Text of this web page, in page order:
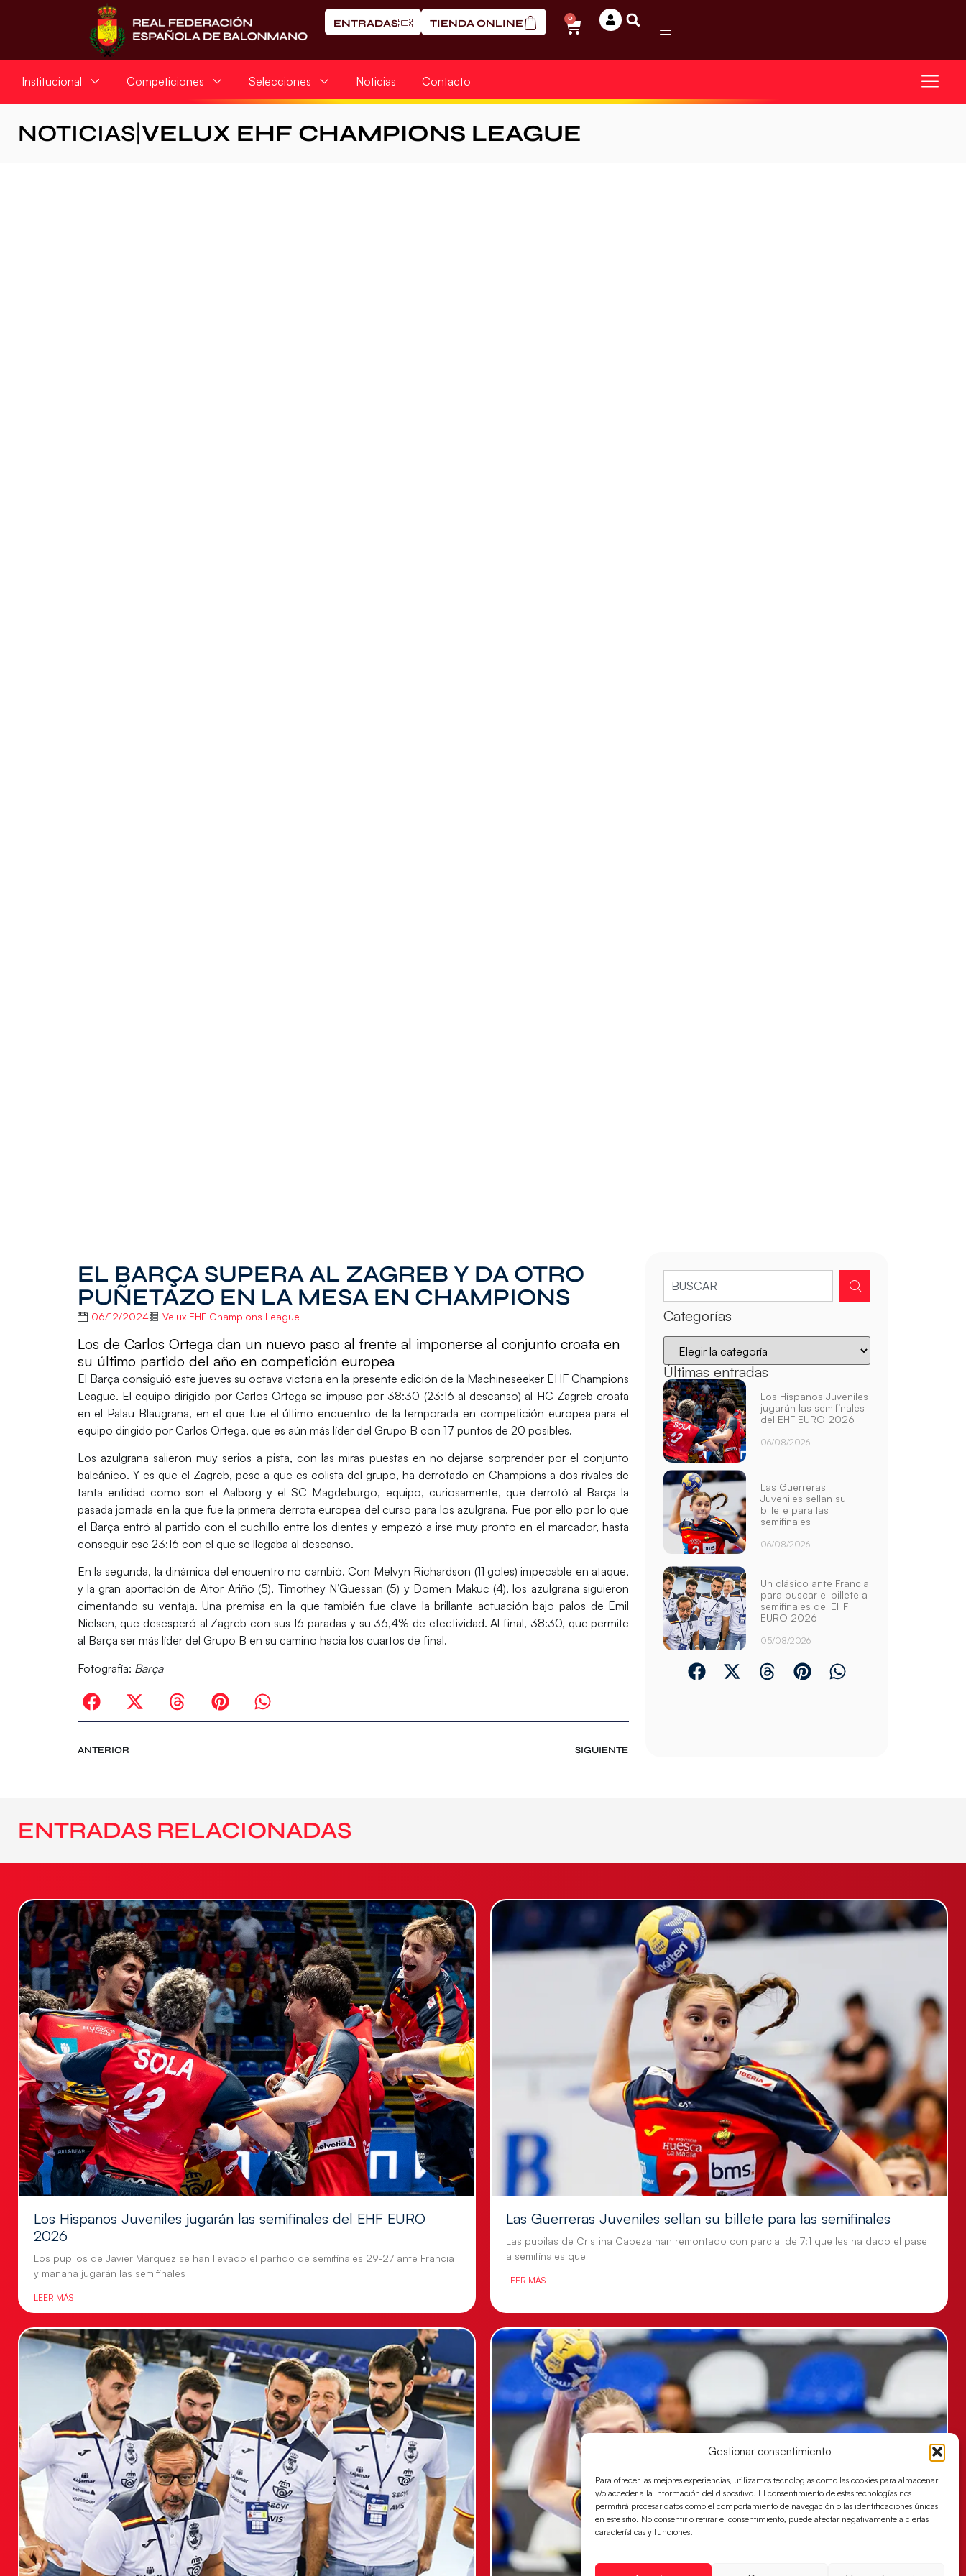
Gestionar consentimiento
Para ofrecer las mejores experiencias, utilizamos tecnologías como las cookies para almacenar
y/o acceder a la información del dispositivo. El consentimiento de estas tecnologías nos
permitirá procesar datos como el comportamiento de navegación o las identificaciones únicas
en este sitio. No consentir o retirar el consentimiento, puede afectar negativamente a ciertas
características y funciones.
ENTRADAS TIENDA ONLINE 0
Institucional Competiciones Selecciones Noticias Contacto
NOTICIAS VELUX EHF CHAMPIONS LEAGUE
EL BARÇA SUPERA AL ZAGREB Y DA OTRO
PUÑETAZO EN LA MESA EN CHAMPIONS
06/12/2024 Velux EHF Champions League
Los de Carlos Ortega dan un nuevo paso al frente al imponerse al conjunto croata en
su último partido del año en competición europea
El Barça consiguió este jueves su octava victoria en la presente edición de la Machineseeker EHF Champions
League. El equipo dirigido por Carlos Ortega se impuso por 38:30 (23:16 al descanso) al HC Zagreb croata
en el Palau Blaugrana, en el que fue el último encuentro de la temporada en competición europea para el
equipo dirigido por Carlos Ortega, que es aún más líder del Grupo B con 17 puntos de 20 posibles.
Los azulgrana salieron muy serios a pista, con las miras puestas en no dejarse sorprender por el conjunto
balcánico. Y es que el Zagreb, pese a que es colista del grupo, ha derrotado enChampions a dos rivales de
tanta entidad como son elAalborgy elSC Magdeburgo, equipo, curiosamente, que derrotó al Barçala
pasada jornada en la que fue la primera derrota europea del curso para los azulgrana. Fue por ello por lo que
el Barça entró al partido con el cuchillo entre los dientes y empezó a irse muy pronto en el marcador, hasta
conseguir ese 23:16 con el que se llegaba al descanso.
En la segunda, la dinámica del encuentro no cambió. Con Melvyn Richardson (11 goles) impecable en ataque,
y la gran aportación deAitor Ariño(5), Timothey N’Guessan(5) yDomen Makuc(4), los azulgrana siguieron
cimentando su ventaja. Una premisa en la que también fue clave la brillante actuación bajo palos de Emil
Nielsen, que desesperó al Zagrebcon sus 16 paradas y su 36,4% de efectividad. Al final, 38:30, que permite
al Barça ser más líder del Grupo B en su camino hacia los cuartos de final.
Fotografía: Barça
ANTERIOR SIGUIENTE
Categorías
Últimas entradas
Los Hispanos Juveniles
jugarán las semifinales
del EHF EURO 2026
06/08/2026
Las Guerreras
Juveniles sellan su
billete para las
semifinales
06/08/2026
Un clásico ante Francia
para buscar el billete a
semifinales del EHF
EURO 2026
05/08/2026
ENTRADAS RELACIONADAS
Los Hispanos Juveniles jugarán las semifinales del EHF EURO
2026
Los pupilos de Javier Márquez se han llevado el partido de semifinales 29-27 ante Francia
y mañana jugarán las semifinales
LEER MÁS
Las Guerreras Juveniles sellan su billete para las semifinales
Las pupilas de Cristina Cabeza han remontado con parcial de 7:1 que les ha dado el pase
a semifinales que
LEER MÁS